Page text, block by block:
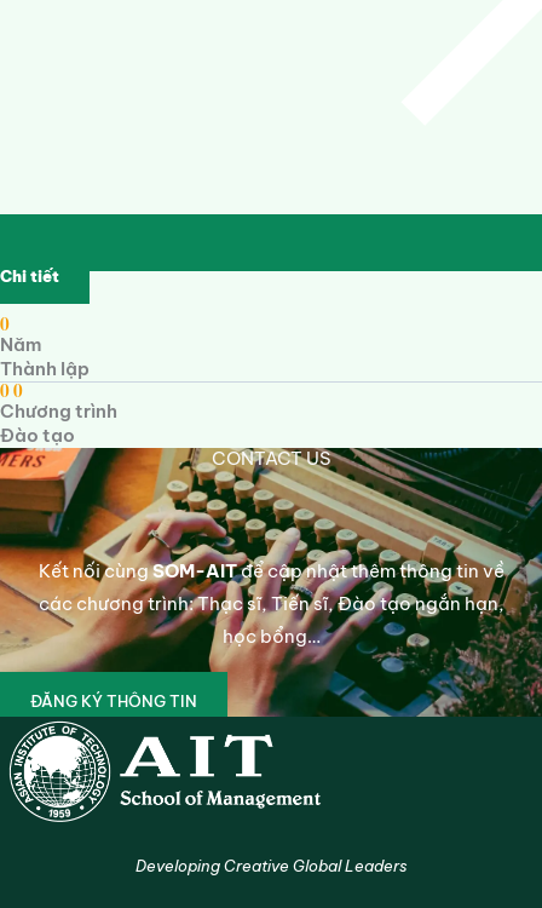
Chi tiết
0
Năm
Thành lập
00
Chương trình
Đào tạo
CONTACT US
Kết nối cùngSOM-AITđể cập nhật thêm thông tin về
các chương trình: Thạc sĩ, Tiến sĩ, Đào tạo ngắn hạn,
học bổng…
ĐĂNG KÝ THÔNG TIN
Developing Creative Global Leaders